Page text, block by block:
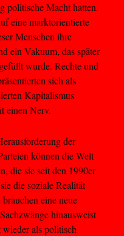
politische Macht hatten.
eine marktorientierte
Menschen ihre
ein Vakuum, das später
wurde. Rechte und
sich als
Kapitalismus
einen Nerv.
der
können die Welt
die sie seit den 1990er
die soziale Realität
eine neue
hinausweist
als politisch